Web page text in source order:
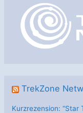
TrekZone
Kurzrezension: “Star